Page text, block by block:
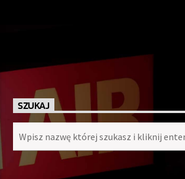
SZUKAJ